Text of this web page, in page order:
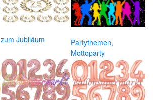
zum Jubiläum
Partythemen,
Mottoparty